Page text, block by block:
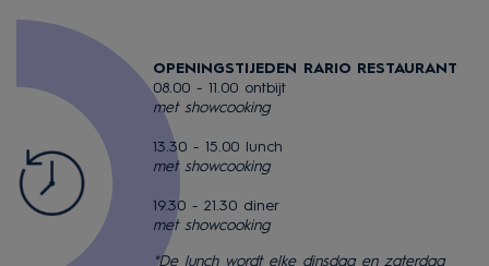
OPENINGSTIJEDEN RARIO RESTAURANT
08.00 - 11.00 ontbijt
met showcooking
13.30 - 15.00 lunch
met showcooking
19.30 - 21.30 diner
met showcooking
*De lunch wordt elke dinsdag en zaterdag